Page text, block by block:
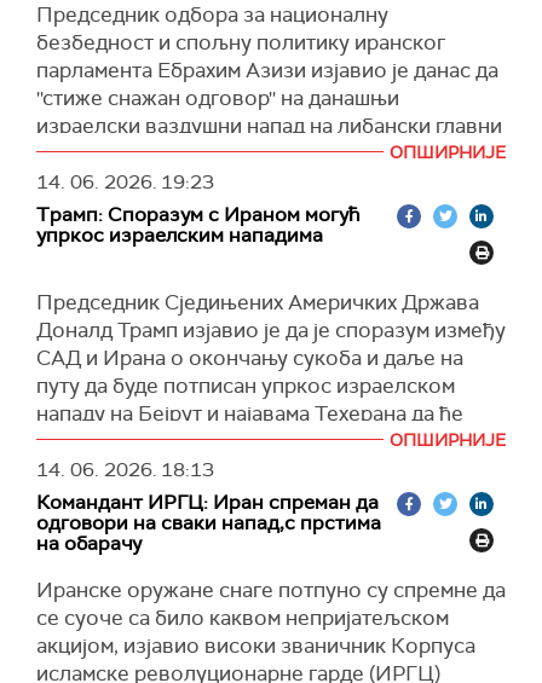
(Танјуг)
брже могуће. Дакле, у току смо о свему, тачно
знамо каква је динамика", рекао је Хегсет за
Си-Би-Ес.
На питање да ли САД могу да очисте мине и
уклоне безбедносне претње у Ормуском
САД "могу да ураде било шта од тога у року од
30 дана, у повољном окружењу".
Хегсет је додао да ће "лопта бити на иранској
страни дворишта", као и да САД очекују да ће,
када се мировни споразум потпише, "Иран
престати да пуца" на комерцијалне бродове у
Ормуском мореузу, кроз који пролази петина
међународне трговине нафте и течног гаса.
(Танјуг)
Председник одбора за националну
безбедност и спољну политику иранског
парламента Ебрахим Азизи изјавио је данас да
''стиже снажан одговор'' на данашњи
израелски ваздушни напад на либански главни
град Бејрут.
"Данашњи злочин ционистичког режима у
насељу Дахије у Бејруту, још једном је доказао
да су САД слабе без кредибилитета, јер нису
режим. Стиже снажан одговор", написао је
Азизи на друштвеној мрежи Икс.
(X)
ОПШИРНИЈЕ
14. 06. 2026. 19:23
Трамп: Споразум с Ираном могућ
упркос израелским нападима
Председник Сједињених Америчких Држава
Доналд Трамп изјавио је да је споразум између
САД и Ирана о окончању сукоба и даље на
путу да буде потписан упркос израелском
нападу на Бејрут и најавама Техерана да ће
одговорити на тај потез.
У интервјуу за Аксиос, Трамп је рекао да
његова администрација интензивно ради на
очувању договора који је, према његовим
израелског удара на главни град Либана.
"То је уздрмало ситуацију. Потписивање је
одложено за неколико сати. Требало је да
ОПШИРНИЈЕ
14. 06. 2026. 18:13
Командант ИРГЦ: Иран спреман да
одговори на сваки напад,с прстима
на обарачу
Иранске оружане снаге потпуно су спремне да
се суоче са било каквом непријатељском
акцијом, изјавио високи званичник Корпуса
исламске револуционарне гарде (ИРГЦ)